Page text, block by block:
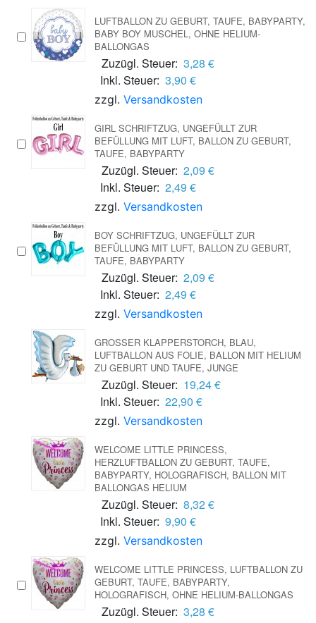
LUFTBALLON ZU GEBURT, TAUFE, BABYPARTY,
BABY BOY MUSCHEL, OHNE HELIUM-
BALLONGAS
Zuzügl. Steuer: 3,28 €
Inkl. Steuer: 3,90 €
zzgl. Versandkosten
GIRL SCHRIFTZUG, UNGEFÜLLT ZUR
BEFÜLLUNG MIT LUFT, BALLON ZU GEBURT,
TAUFE, BABYPARTY
Zuzügl. Steuer: 2,09 €
Inkl. Steuer: 2,49 €
zzgl. Versandkosten
BOY SCHRIFTZUG, UNGEFÜLLT ZUR
BEFÜLLUNG MIT LUFT, BALLON ZU GEBURT,
TAUFE, BABYPARTY
Zuzügl. Steuer: 2,09 €
Inkl. Steuer: 2,49 €
zzgl. Versandkosten
GROSSER KLAPPERSTORCH, BLAU, L
UFTBALLON AUS FOLIE, BALLON MIT HELIUM Z
U GEBURT UND TAUFE, JUNGE
Zuzügl. Steuer: 19,24 €
Inkl. Steuer: 22,90 €
zzgl. Versandkosten
WELCOME LITTLE PRINCESS,
HERZLUFTBALLON ZU GEBURT, TAUFE,
BABYPARTY, HOLOGRAFISCH, BALLON MIT
BALLONGAS HELIUM
Zuzügl. Steuer: 8,32 €
Inkl. Steuer: 9,90 €
zzgl. Versandkosten
WELCOME LITTLE PRINCESS, LUFTBALLON ZU
GEBURT, TAUFE, BABYPARTY,
HOLOGRAFISCH, OHNE HELIUM-BALLONGAS
Zuzügl. Steuer: 3,28 €